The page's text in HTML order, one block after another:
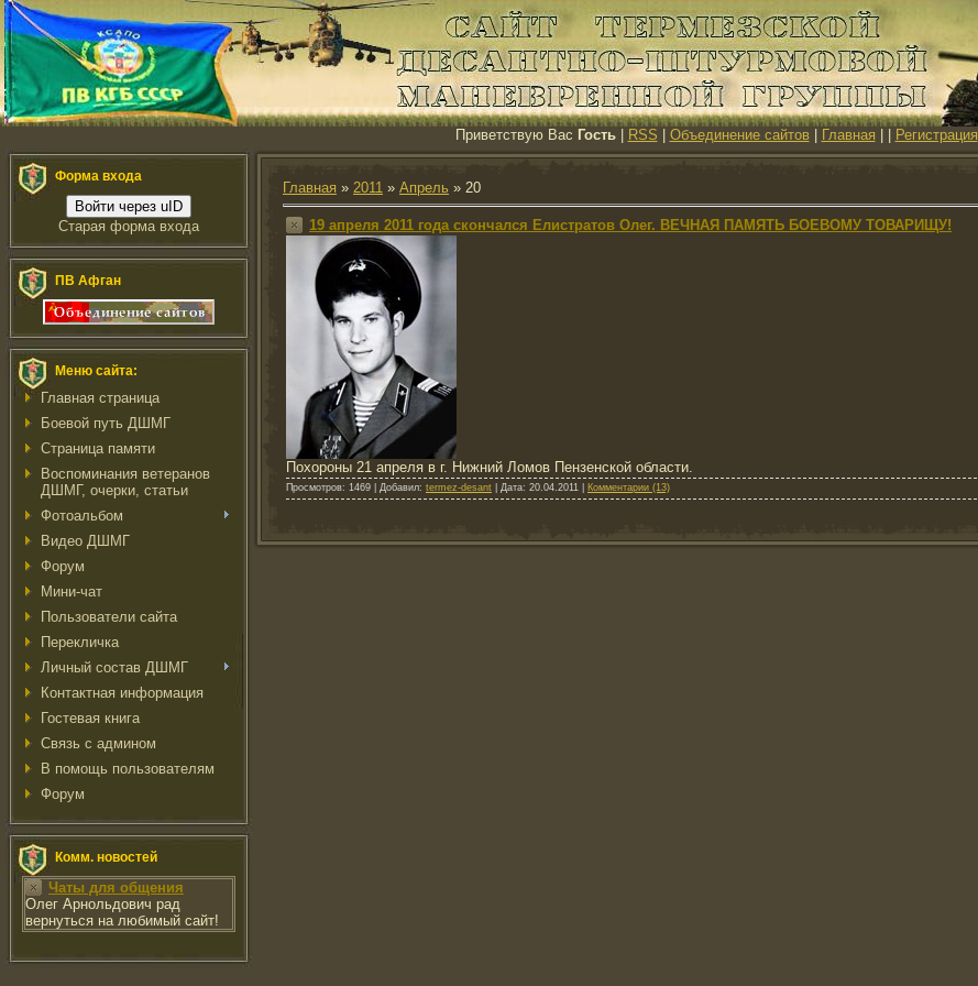
Приветствую Вас Гость| RSS Объединение сайтов| Главная Регистрация
Форма входа
Войти через uID
Старая форма входа
ПВ Афган
Меню сайта:
Главная страница
Боевой путь ДШМГ
Страница памяти
Воспоминания ветеранов
ДШМГ, очерки, статьи
Фотоальбом
Видео ДШМГ
Форум
Мини-чат
Пользователи сайта
Перекличка
Личный состав ДШМГ
Контактная информация
Гостевая книга
Связь с админом
В помощь пользователям
Форум
Комм. новостей
Чаты для общения
Олег Арнольдович рад
вернуться на любимый сайт!
Главная » 2011 » Апрель » 20
19 апреля 2011 года скончался Елистратов Олег. ВЕЧНАЯ ПАМЯТЬ БОЕВОМУ ТОВАРИЩУ!
Похороны 21 апреля в г. Нижний Ломов Пензенской области.
Просмотров: 1469 Добавил: termez-desant Дата: 20.04.2011 Комментарии (13)